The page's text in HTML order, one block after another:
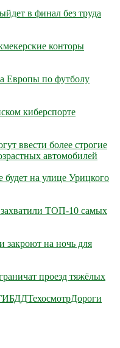
в финал без труда
конторы
Европы по футболу
киберспорте
ввести более строгие
автомобилей
на улице Урицкого
ТОП-10 самых
закроют на ночь для
проезд тяжёлых
ТехосмотрДороги